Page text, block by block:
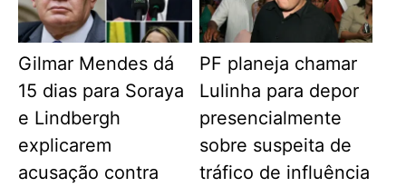
Gilmar Mendes dá
15 dias para Soraya
e Lindbergh
explicarem
acusação contra
PF planeja chamar
Lulinha para depor
presencialmente
sobre suspeita de
tráfico de influência